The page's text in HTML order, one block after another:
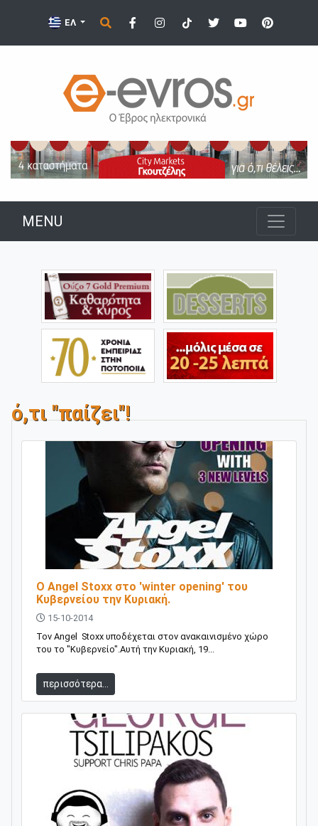
ΕΛ
MENU
ό,τι "παίζει"!
O Angel Stoxx στο 'winter opening' του
Κυβερνείου την Κυριακή.
15-10-2014
Toν Angel Stoxx υποδέχεται στον ανακαινισμένο χώρο
του το "Κυβερνείο".Αυτή την Κυριακή, 19...
περισσότερα...